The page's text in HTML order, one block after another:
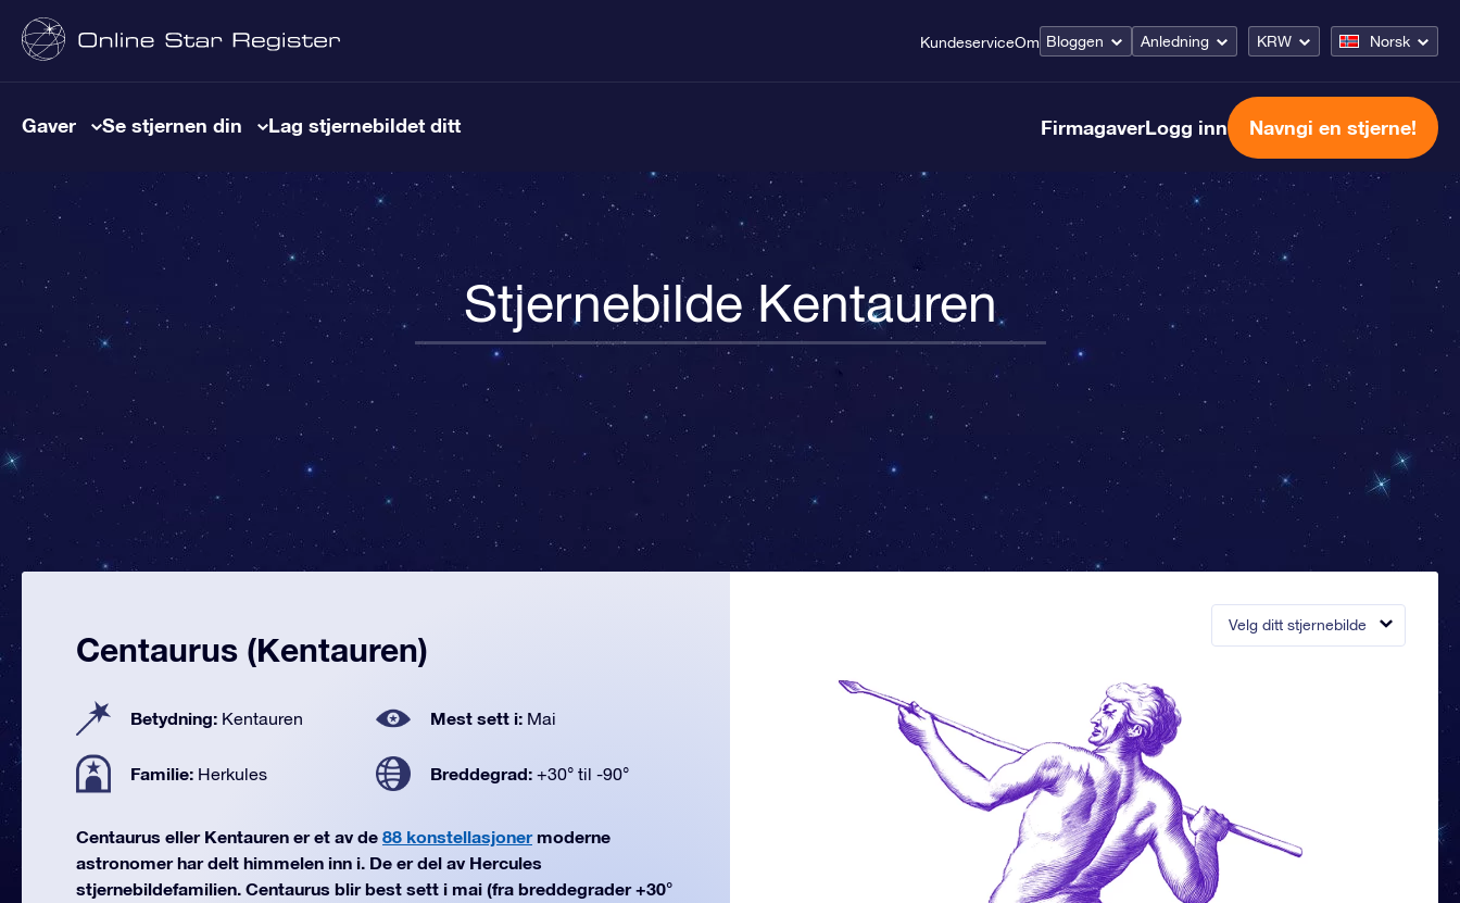
KundeserviceOm Bloggen Anledning KRW Norsk
Gaver Se stjernen din Lag stjernebildet ditt FirmagaverLogg inn Navngi en stjerne!
Stjernebilde Kentauren
Velg ditt stjernebilde
Centaurus (Kentauren)
Betydning: Kentauren Mest sett i: Mai
Familie: Herkules Breddegrad: +30° til -90°
Centaurus eller Kentauren er et av de 88 konstellasjonermoderne
astronomer har delt himmelen inn i. De er del av Hercules
stjernebildefamilien. Centaurus blir best sett i mai (fra breddegrader +30°